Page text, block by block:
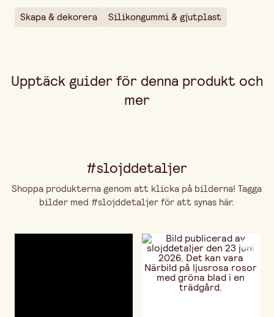
Skapa & dekorera Silikongummi & gjutplast
Upptäck guider för denna produkt och
mer
#slojddetaljer
Shoppa produkterna genom att klicka på bilderna! Tagga
bilder med #slojddetaljer för att synas här.